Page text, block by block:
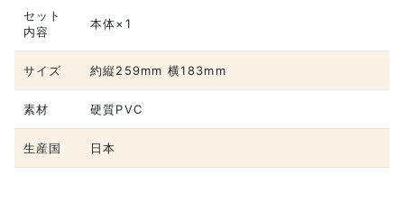
セット
内容
本体×1
サイズ 約縦259mm 横183mm
素材 硬質PVC
生産国 日本